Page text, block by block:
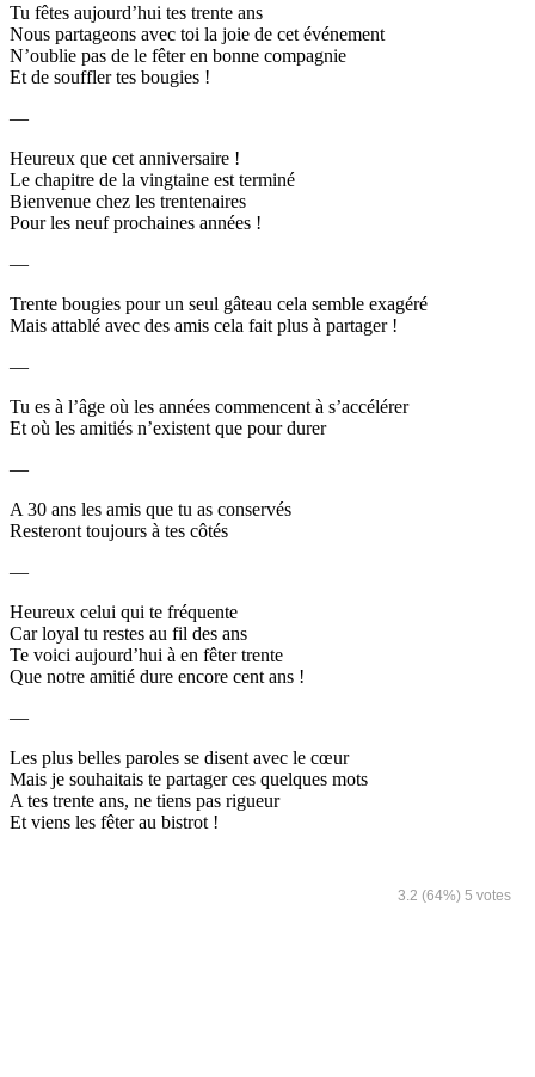
Tu fêtes aujourd’hui tes trente ans
Nous partageons avec toi la joie de cet événement
N’oublie pas de le fêter en bonne compagnie
Et de souffler tes bougies !
—
Heureux que cet anniversaire !
Le chapitre de la vingtaine est terminé
Bienvenue chez les trentenaires
Pour les neuf prochaines années !
—
Trente bougies pour un seul gâteau cela semble exagéré
Mais attablé avec des amis cela fait plus à partager !
—
Tu es à l’âge où les années commencent à s’accélérer
Et où les amitiés n’existent que pour durer
—
A 30 ans les amis que tu as conservés
Resteront toujours à tes côtés
—
Heureux celui qui te fréquente
Car loyal tu restes au fil des ans
Te voici aujourd’hui à en fêter trente
Que notre amitié dure encore cent ans !
—
Les plus belles paroles se disent avec le cœur
Mais je souhaitais te partager ces quelques mots
A tes trente ans, ne tiens pas rigueur
Et viens les fêter au bistrot !
3.2 (64%) 5 votes